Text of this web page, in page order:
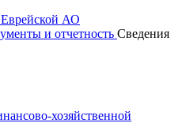
Еврейской АО
и отчетность Сведения
хозяйственной